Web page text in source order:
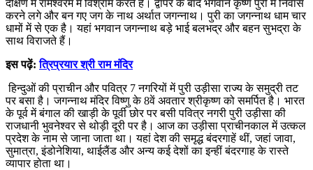
दक्षिण में रामेश्‍वरम में विश्राम करते हैं। द्वापर के बाद भगवान कृष्ण पुरी में निवास
करने लगे और बन गए जग के नाथ अर्थात जगन्नाथ। पुरी का जगन्नाथ धाम चार
धामों में से एक है। यहां भगवान जगन्नाथ बड़े भाई बलभद्र और बहन सुभद्रा के
साथ विराजते हैं।
इस पढ़ें:त्रिप्रयार श्री राम मंदिर
हिन्दुओं की प्राचीन और पवित्र 7 नगरियों में पुरी उड़ीसा राज्य के समुद्री तट
पर बसा है। जगन्नाथ मंदिर विष्णु के 8वें अवतार श्रीकृष्ण को समर्पित है। भारत
के पूर्व में बंगाल की खाड़ी के पूर्वी छोर पर बसी पवित्र नगरी पुरी उड़ीसा की
राजधानी भुवनेश्वर से थोड़ी दूरी पर है। आज का उड़ीसा प्राचीनकाल में उत्कल
प्रदेश के नाम से जाना जाता था। यहां देश की समृद्ध बंदरगाहें थीं, जहां जावा,
सुमात्रा, इंडोनेशिया, थाईलैंड और अन्य कई देशों का इन्हीं बंदरगाह के रास्ते
व्यापार होता था।